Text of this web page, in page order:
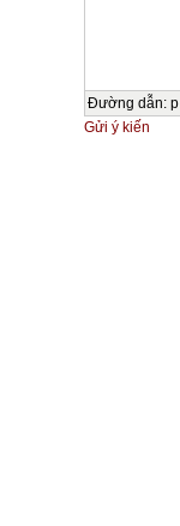
Đường dẫn: p
Gửi ý kiến